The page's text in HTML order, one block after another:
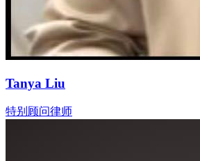
Tanya Liu
特别顾问律师